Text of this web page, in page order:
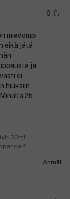
0
miedompi
eikä jätä
ja
ei
hiuksiin
2b -
30ml
Anmäl